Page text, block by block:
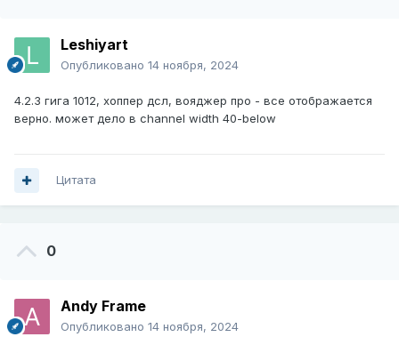
Leshiyart
Опубликовано 14 ноября, 2024
4.2.3 гига 1012, хоппер дсл, вояджер про - все отображается
верно. может дело в channel width 40-below
Цитата
0
Andy Frame
Опубликовано 14 ноября, 2024